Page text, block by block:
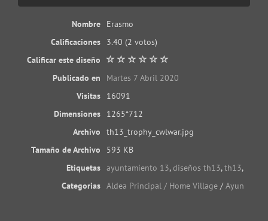
Nombre
Erasmo
Calificaciones
3.40 (2 votos)
Calificar este diseño
Publicado en
Martes 7 Abril 2020
Visitas
16091
Dimensiones
1265*712
Archivo
th13_trophy_cwlwar.jpg
Tamaño de Archivo
593 KB
Etiquetas ayuntamiento 13,diseños th13,th13,
Categorias Aldea Principal / Home Village /